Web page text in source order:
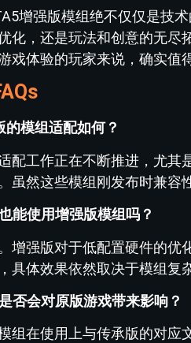
增强版模组绝不仅仅是技
化，还是玩法和创意的无尽
戏体验的玩家来说，确实值
的模组适配如何？
配工作正在不断推进，尤其
虽然这些模组刚发布时兼容
能使用增强版模组吗？
增强版对于低配置硬件的优
具体效果依然取决于模组复
否会对原版游戏带来影响？
组在使用上与传承版的对应